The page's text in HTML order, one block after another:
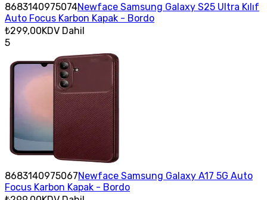
8683140975074Newface Samsung Galaxy S25 Ultra Kılıf
Auto Focus Karbon Kapak - Bordo
₺299,00KDV Dahil
5
8683140975067Newface Samsung Galaxy A17 5G Auto
Focus Karbon Kapak - Bordo